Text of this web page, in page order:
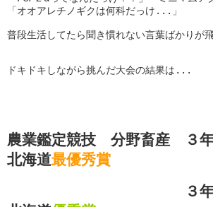
「オオアレチノギクは何科だっけ...」
普段生活してたら聞き慣れない言葉ばかりが
ドキドキしながら挑んだ大会の結果は...
農業鑑定競技 分野畜産 ３
北海道最優秀賞
３年竹内